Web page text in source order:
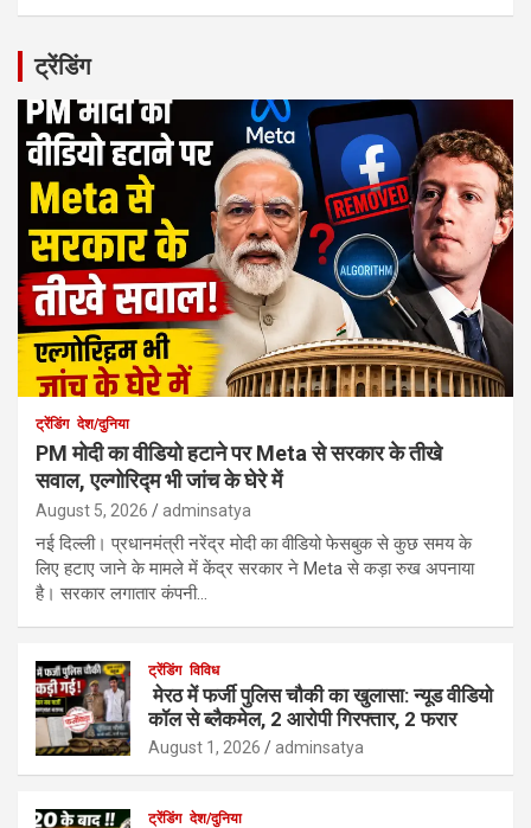
ट्रेंडिंग
ट्रेंडिंग देश/दुनिया
PM मोदी का वीडियो हटाने पर Meta से सरकार के तीखे
सवाल, एल्गोरिद्म भी जांच के घेरे में
August 5, 2026 adminsatya
नई दिल्ली। प्रधानमंत्री नरेंद्र मोदी का वीडियो फेसबुक से कुछ समय के
लिए हटाए जाने के मामले में केंद्र सरकार ने Meta से कड़ा रुख अपनाया
है। सरकार लगातार कंपनी…
ट्रेंडिंग विविध
मेरठ में फर्जी पुलिस चौकी का खुलासा: न्यूड वीडियो
कॉल से ब्लैकमेल, 2 आरोपी गिरफ्तार, 2 फरार
August 1, 2026 adminsatya
ट्रेंडिंग देश/दुनिया